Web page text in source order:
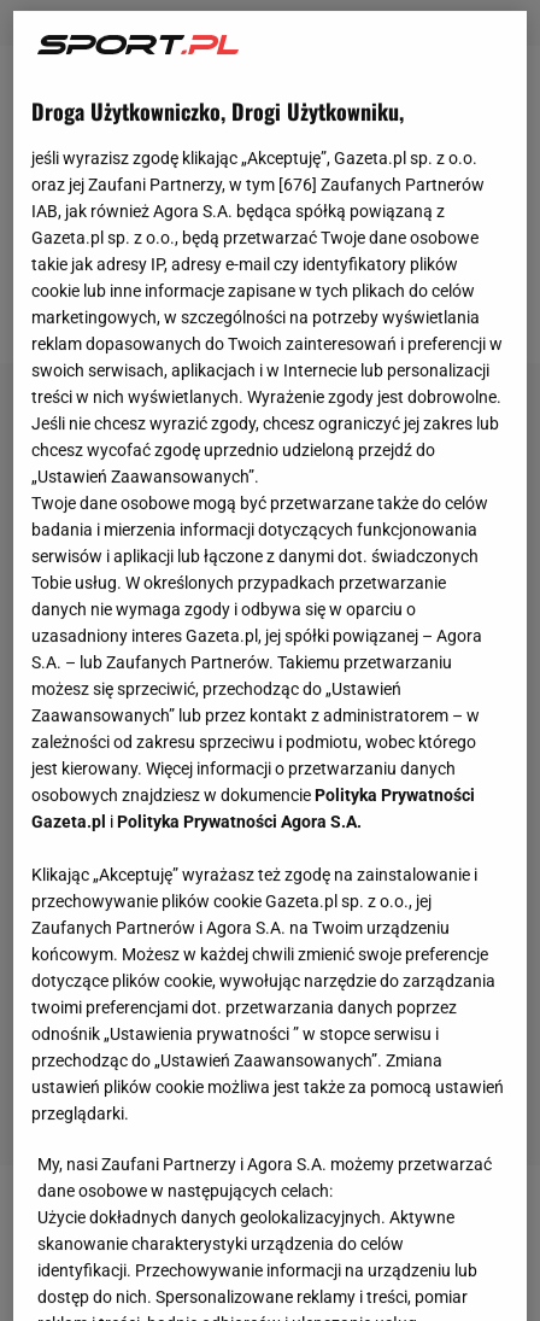
Polscy
skoczkowie zawodzą w tym sezonie. Dlatego
drużynowego w Zakopanem będą w stanie walczył
o miejsce na podium. Szansa na to w pewnym
momencie jednak była, ale Polacy po raz kolejny
skakali bardzo nierówno. Tym razem zawiedli
najbardziej doświadczeni zawodnicy.
Zobacz wideoŁukasz Piszczek wciąż w formie! Co
za rajd
Droga Użytkowniczko, Drogi Użytkowniku,
jeśli wyrazisz zgodę klikając „Akceptuję”, Gazeta.pl sp. z o.o.
oraz jej Zaufani Partnerzy, w tym [676] Zaufanych Partnerów
IAB, jak również Agora S.A. będąca spółką powiązaną z
Gazeta.pl sp. z o.o., będą przetwarzać Twoje dane osobowe
takie jak adresy IP, adresy e-mail czy identyfikatory plików
cookie lub inne informacje zapisane w tych plikach do celów
marketingowych, w szczególności na potrzeby wyświetlania
reklam dopasowanych do Twoich zainteresowań i preferencji w
swoich serwisach, aplikacjach i w Internecie lub personalizacji
treści w nich wyświetlanych. Wyrażenie zgody jest dobrowolne.
Jeśli nie chcesz wyrazić zgody, chcesz ograniczyć jej zakres lub
chcesz wycofać zgodę uprzednio udzieloną przejdź do
„Ustawień Zaawansowanych”.
Twoje dane osobowe mogą być przetwarzane także do celów
badania i mierzenia informacji dotyczących funkcjonowania
serwisów i aplikacji lub łączone z danymi dot. świadczonych
Tobie usług. W określonych przypadkach przetwarzanie
danych nie wymaga zgody i odbywa się w oparciu o
uzasadniony interes Gazeta.pl, jej spółki powiązanej – Agora
S.A. – lub Zaufanych Partnerów. Takiemu przetwarzaniu
możesz się sprzeciwić, przechodząc do „Ustawień
Zaawansowanych” lub przez kontakt z administratorem – w
zależności od zakresu sprzeciwu i podmiotu, wobec którego
jest kierowany. Więcej informacji o przetwarzaniu danych
osobowych znajdziesz w dokumenciePolityka Prywatności
Gazeta.pl iPolityka Prywatności Agora S.A.
Klikając „Akceptuję” wyrażasz też zgodę na zainstalowanie i
przechowywanie plików cookie Gazeta.pl sp. z o.o., jej
Zaufanych Partnerów i Agora S.A. na Twoim urządzeniu
końcowym. Możesz w każdej chwili zmienić swoje preferencje
dotyczące plików cookie, wywołując narzędzie do zarządzania
twoimi preferencjami dot. przetwarzania danych poprzez
odnośnik „Ustawienia prywatności ” w stopce serwisu i
przechodząc do „Ustawień Zaawansowanych”. Zmiana
ustawień plików cookie możliwa jest także za pomocą ustawień
przeglądarki.
My, nasi Zaufani Partnerzy i Agora S.A. możemy przetwarzać
dane osobowe w następujących celach:
Użycie dokładnych danych geolokalizacyjnych. Aktywne
skanowanie charakterystyki urządzenia do celów
identyfikacji. Przechowywanie informacji na urządzeniu lub
dostęp do nich. Spersonalizowane reklamy i treści, pomiar